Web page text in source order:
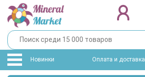
Новинки Оплата и доставка